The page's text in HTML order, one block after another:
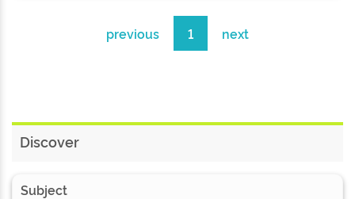
previous 1 next
Discover
Subject